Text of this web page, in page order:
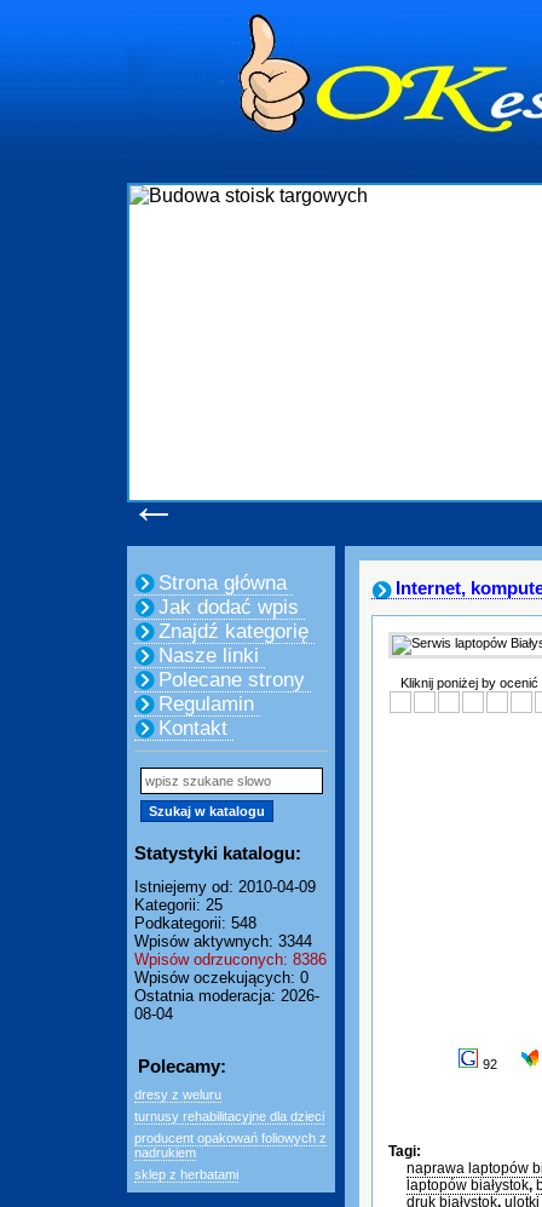
←
Strona główna
Jak dodać wpis
Znajdź kategorię
Nasze linki
Polecane strony
Regulamin
Kontakt
Statystyki katalogu:
Istniejemy od: 2010-04-09
Kategorii: 25
Podkategorii: 548
Wpisów aktywnych: 3344
Wpisów odrzuconych: 8386
Wpisów oczekujących: 0
Ostatnia moderacja: 2026-
08-04
Polecamy:
dresy z weluru
turnusy rehabilitacyjne dla dzieci
producent opakowań foliowych z
nadrukiem
sklep z herbatami
Internet,
Kliknij poniżej by ocenić
92
Tagi:
naprawa laptopów
laptopów białystok,
druk białystok, ulotki